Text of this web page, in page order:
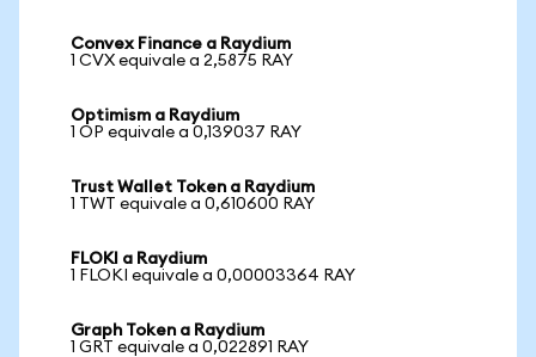
Convex Finance a Raydium
1 CVX equivale a 2,5875 RAY
Optimism a Raydium
1 OP equivale a 0,139037 RAY
Trust Wallet Token a Raydium
1 TWT equivale a 0,610600 RAY
FLOKI a Raydium
1 FLOKI equivale a 0,00003364 RAY
Graph Token a Raydium
1 GRT equivale a 0,022891 RAY